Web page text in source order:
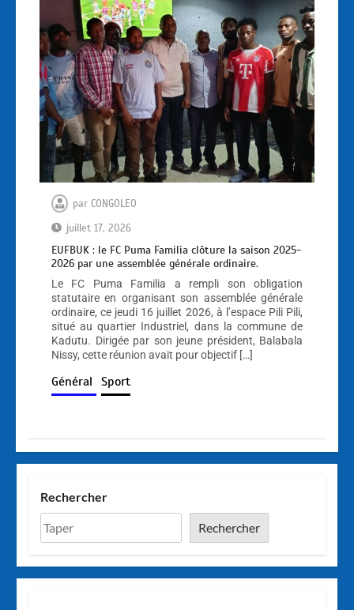
par CONGOLEO
juillet 17, 2026
EUFBUK : le FC Puma Familia clôture la saison 2025-
2026 par une assemblée générale ordinaire.
Le FC Puma Familia a rempli son obligation
statutaire en organisant son assemblée générale
ordinaire, ce jeudi 16 juillet 2026, à l’espace Pili Pili,
situé au quartier Industriel, dans la commune de
Kadutu. Dirigée par son jeune président, Balabala
Nissy, cette réunion avait pour objectif […]
Général Sport
Rechercher
Rechercher